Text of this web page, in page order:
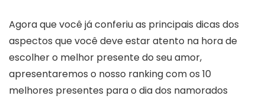
Agora que você já conferiu as principais dicas dos
aspectos que você deve estar atento na hora de
escolher o melhor presente do seu amor,
apresentaremos o nosso ranking com os 10
melhores presentes para o dia dos namorados